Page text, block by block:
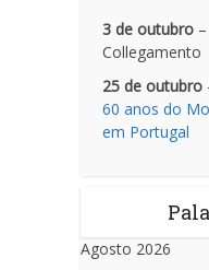
3 de outubro
Collegamento
25 de outubro
60 anos do
em Portugal
Agosto 2026